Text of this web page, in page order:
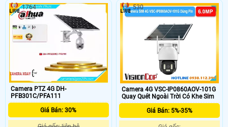
Camera PTZ 4G DH-
PFB301C/PFA111
Giá Bán: 30%
1764
Camera 4G VSC-IP0860AOV-101G
Quay Quét Ngoài Trời Có Khe Sim
Giá Bán: 5%-35%
530